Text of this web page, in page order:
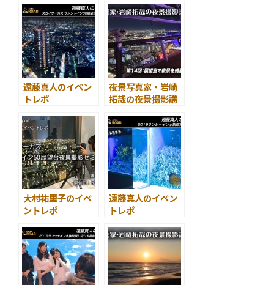
遠藤真人のイベン
トレポ
ンシャイン60展望
台夜景撮影セミナ
ー
夜景写真家・岩崎
拓哉の夜景撮影講
第14回：展望室で
夜景を綺麗に撮る
コツ
大村祐里子のイベ
ントレポ
ンシャイン60展望
台
夜景撮影セミナー
遠藤真人のイベン
トレポ
水族館貸し切り大
撮影会